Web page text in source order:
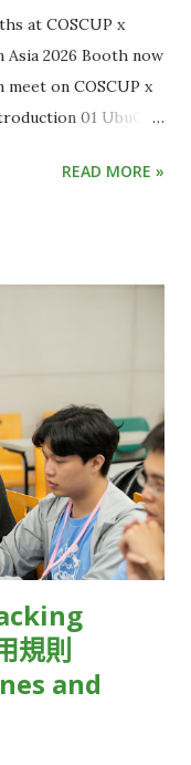
、Twitch 等多數
離延遲秒數低於 3
標準，還有一大段距
但想克服延遲並不容
總李卓軒 Kevin C.H.
各大終端裝置原廠
串流相對應的規範，但
者只能自己摸索。 受
，只能在延遲、直播
視訊會議軟體，像是
但參與人數上...
at COSCUP x
Asia 2026 Booth now
meet on COSCUP x
01 UbuCon
x WasmEdge
Taiwan
People
HackMD 16
Culture
Developers
& FediLUG (Japan)
Ledger HackMD 21
22 FOSS for All
READ MORE »
規則
and